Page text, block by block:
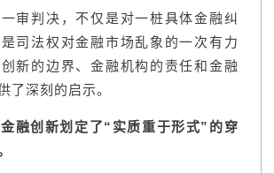
审判决，不仅是对一桩具体金融纠
司法权对金融市场乱象的一次有力
新的边界、金融机构的责任和金融
了深刻的启示。
融创新划定了“实质重于形式”的穿